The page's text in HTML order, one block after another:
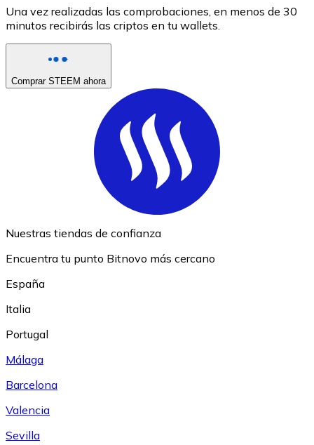
Una vez realizadas las comprobaciones, en menos de 30
minutos recibirás las criptos en tu wallets.
Comprar STEEM ahora
Nuestras tiendas de confianza
Encuentra tu punto Bitnovo más cercano
España
Italia
Portugal
Málaga
Barcelona
Valencia
Sevilla